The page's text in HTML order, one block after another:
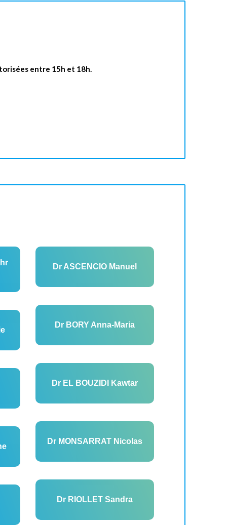
entre 15h et 18h.
Dr ASCENCIO Manuel
Dr BORY Anna-Maria
Dr EL BOUZIDI Kawtar
Dr MONSARRAT Nicolas
Dr RIOLLET Sandra